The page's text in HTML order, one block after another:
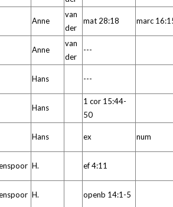
Anne
van
der
mat 28:18 marc
Anne
van
der
---
Hans ---
Hans
1 cor 15:44-
50
Hans ex num
H. ef 4:11
H. openb 14:1-5